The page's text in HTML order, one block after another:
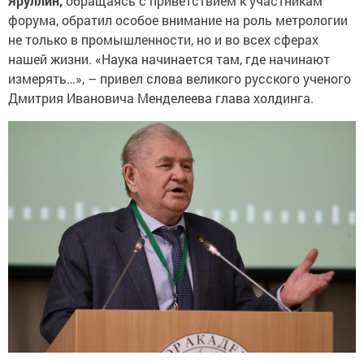
форума, обратил особое внимание на роль метрологии
не только в промышленности, но и во всех сферах
нашей жизни. «Наука начинается там, где начинают
измерять…», – привел слова великого русского ученого
Дмитрия Ивановича Менделеева глава холдинга.